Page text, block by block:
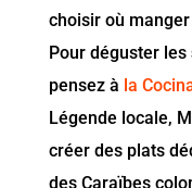
choisir où
Pour déguster les
pensez à la
Légende locale,
créer des plats
des Caraïbes